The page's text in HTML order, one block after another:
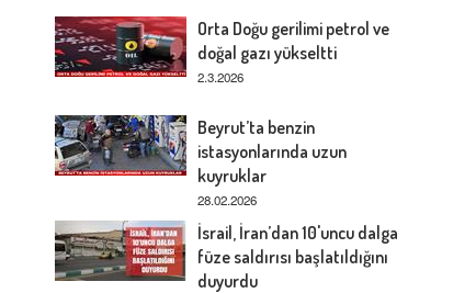
Orta Doğu gerilimi petrol ve
doğal gazı yükseltti
2.3.2026
Beyrut’ta benzin
istasyonlarında uzun
kuyruklar
28.02.2026
İsrail, İran’dan 10'uncu dalga
füze saldırısı başlatıldığını
duyurdu